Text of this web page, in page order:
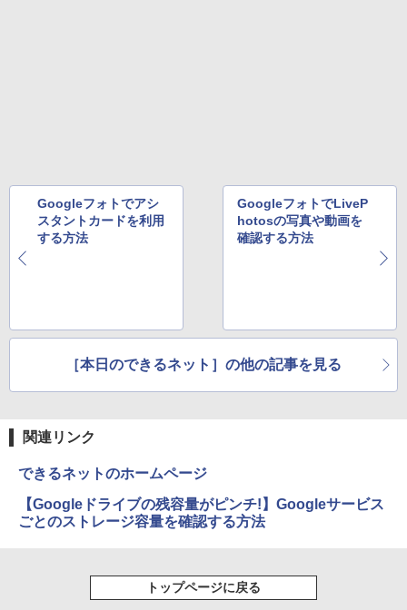
Googleフォトでアシ
スタントカードを利用
する方法
GoogleフォトでLiveP
hotosの写真や動画を
確認する方法
［本日のできるネット］の他の記事を見る
関連リンク
できるネットのホームページ
【Googleドライブの残容量がピンチ!】Googleサービス
ごとのストレージ容量を確認する方法
トップページに戻る